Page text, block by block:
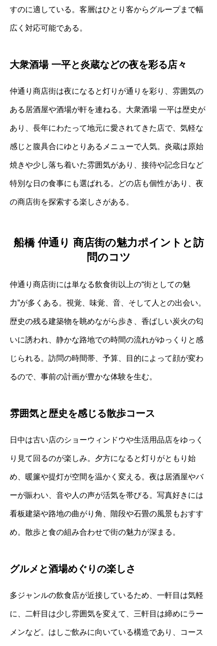
すのに適している。客層はひとり客からグループまで幅
広く対応可能である。
大衆酒場 一平と炎蔵などの夜を彩る店々
仲通り商店街は夜になると灯りが通りを彩り、雰囲気の
ある居酒屋や酒場が軒を連ねる。大衆酒場 一平は歴史が
あり、長年にわたって地元に愛されてきた店で、気軽な
感じと腹具合にゆとりあるメニューで人気。炎蔵は原始
焼きや少し落ち着いた雰囲気があり、接待や記念日など
特別な日の食事にも選ばれる。どの店も個性があり、夜
の商店街を探索する楽しさがある。
船橋 仲通り 商店街の魅力ポイントと訪
問のコツ
仲通り商店街には単なる飲食街以上の“街としての魅
力”が多くある。視覚、味覚、音、そして人との出会い。
歴史の残る建築物を眺めながら歩き、香ばしい炭火の匂
いに誘われ、静かな路地での時間の流れがゆっくりと感
じられる。訪問の時間帯、予算、目的によって顔が変わ
るので、事前の計画が豊かな体験を生む。
雰囲気と歴史を感じる散歩コース
日中は古い店のショーウィンドウや生活用品店をゆっく
り見て回るのが楽しみ。夕方になると灯りがともり始
め、暖簾や提灯が空間を温かく変える。夜は居酒屋やバ
ーが賑わい、音や人の声が活気を帯びる。写真好きには
看板建築や路地の曲がり角、階段や石畳の風景もおすす
め。散歩と食の組み合わせで街の魅力が深まる。
グルメと酒場めぐりの楽しさ
多ジャンルの飲食店が近接しているため、一軒目は気軽
に、二軒目は少し雰囲気を変えて、三軒目は締めにラー
メンなど。はしご飲みに向いている構造であり、コース